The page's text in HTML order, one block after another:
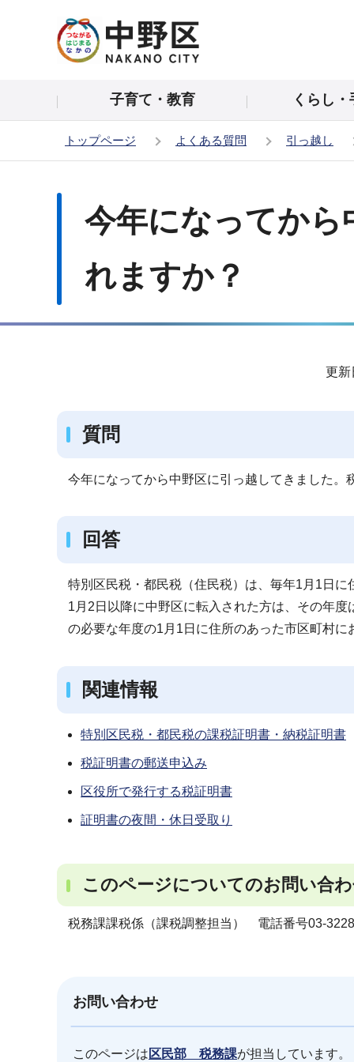
の
頭
子育て・教育 くらし・
トップページ よくある質問 引っ越し
今年になってから
れますか？
更新
質問
今年になってから中野区に引っ越してきました。
回答
特別区民税・都民税（住民税）は、毎年1月1日に
1月2日以降に中野区に転入された方は、その年
の必要な年度の1月1日に住所のあった市区町村に
関連情報
特別区民税・都民税の課税証明書・納税証明書
税証明書の郵送申込み
区役所で発行する税証明書
証明書の夜間・休日受取り
このページについてのお問い合
税務課課税係（課税調整担当） 電話番号03-
お問い合わせ
このページは 区民部 税務課が担当しています。
ー
ン
こ
か
ら